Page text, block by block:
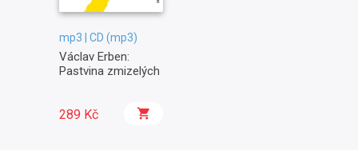
mp3 | CD (mp3)
Václav Erben:
Pastvina zmizelých
289 Kč